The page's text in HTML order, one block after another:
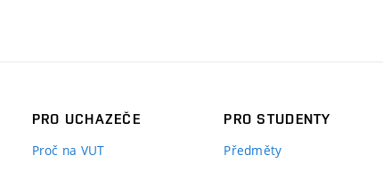
PRO UCHAZEČE
Proč na VUT
PRO STUDENTY
Předměty